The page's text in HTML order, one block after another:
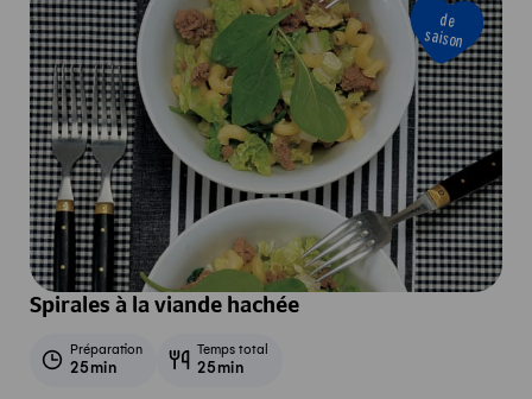
de
saison
Spirales à la viande hachée
Préparation
25min
Temps total
25min